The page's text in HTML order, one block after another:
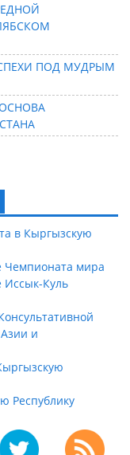
ПОД МУДРЫМ
в Кыргызскую
Чемпионата мира
Иссык-Куль
и
Республику